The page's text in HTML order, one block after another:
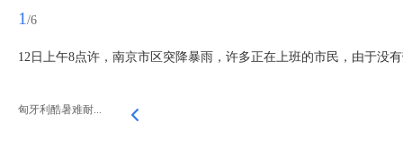
1 /6
12日上午8点许，南京市区突降暴雨，许多正在上班的市民，由于没
匈牙利酷暑难耐...